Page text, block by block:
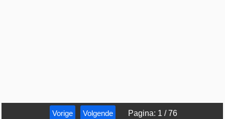
Vorige Volgende Pagina: 1 /76